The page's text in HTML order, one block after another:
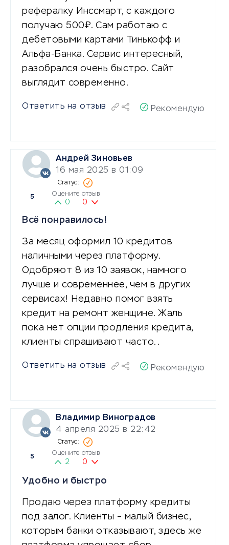
рефералку Инссмарт, с каждого
получаю 500₽. Сам работаю с
дебетовыми картами Тинькофф и
Альфа-Банка. Сервис интересный,
разобрался очень быстро. Сайт
выглядит современно.
Ответить на отзыв Рекомендую
Андрей Зиновьев
16 мая 2025 в 01:09
5 Оцените отзыв
0 0
Всё понравилось!
За месяц оформил 10 кредитов
наличными через платформу.
Одобряют 8 из 10 заявок, намного
лучше и современнее, чем в других
сервисах! Недавно помог взять
кредит на ремонт женщине. Жаль
пока нет опции продления кредита,
клиенты спрашивают часто..
Ответить на отзыв Рекомендую
Владимир Виноградов
4 апреля 2025 в 22:42
5
Оцените отзыв
2 0
Удобно и быстро
Продаю через платформу кредиты
под залог. Клиенты – малый бизнес,
которым банки отказывают, здесь же